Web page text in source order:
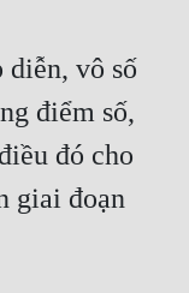
vô số
điểm số,
đó cho
giai đoạn